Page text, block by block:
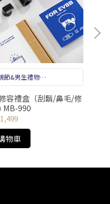
節&男生禮物
+貼紙組
容禮盒（刮鬍/鼻毛/修
MB-990
物車